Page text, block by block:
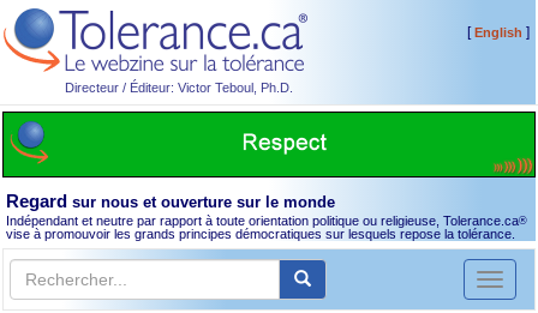
Directeur / Éditeur: Victor Teboul, Ph.D.
[English ]
Regard sur nous et ouverture sur le monde
Indépendant et neutre par rapport à toute orientation politique ou religieuse, Tolerance.ca®
vise à promouvoir les grands principes démocratiques sur lesquels repose la tolérance.
Toggle